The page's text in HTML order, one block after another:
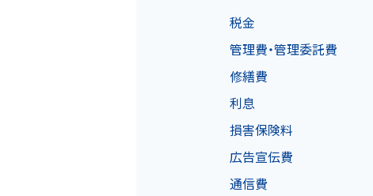
名古屋・大阪・広島エリアの
税金
管理費・管理委託費
修繕費
利息
損害保険料
広告宣伝費
通信費